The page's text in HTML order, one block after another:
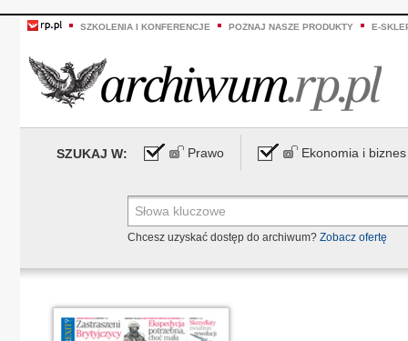
SZKOLENIA I KONFERENCJE POZNAJ NASZE PRODUKTY E-
SZUKAJ W: Prawo Ekonomia i biznes
Chcesz uzyskać dostęp do archiwum? Zobacz ofertę